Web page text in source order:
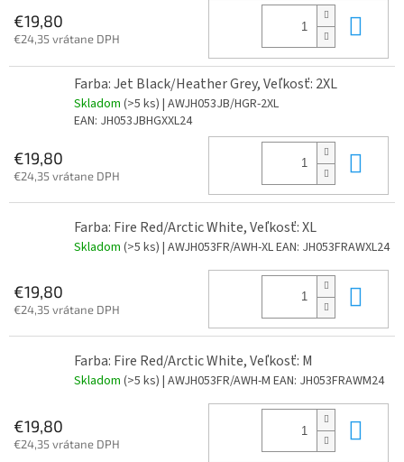
€19,80
€24,35 vrátane DPH
Farba: Jet Black/Heather Grey, Veľkosť: 2XL
Skladom (>5 ks) | AWJH053JB/HGR-2XL
EAN: JH053JBHGXXL24
€19,80
€24,35 vrátane DPH
Farba: Fire Red/Arctic White, Veľkosť: XL
Skladom (>5 ks) | AWJH053FR/AWH-XLEAN: JH053FRAWXL24
€19,80
€24,35 vrátane DPH
Farba: Fire Red/Arctic White, Veľkosť: M
Skladom (>5 ks) | AWJH053FR/AWH-M EAN: JH053FRAWM24
€19,80
€24,35 vrátane DPH